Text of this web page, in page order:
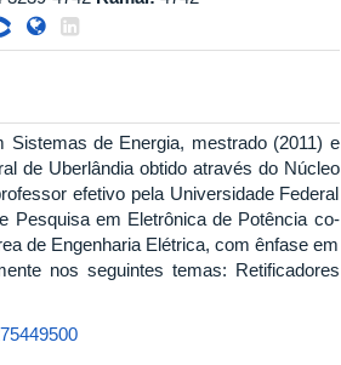
de Energia, mestrado (2011) e
de Uberlândia obtido através do Núcleo
efetivo pela Universidade Federal
Pesquisa em Eletrônica de Potência co-
de Engenharia Elétrica, com ênfase em
nos seguintes temas: Retificadores